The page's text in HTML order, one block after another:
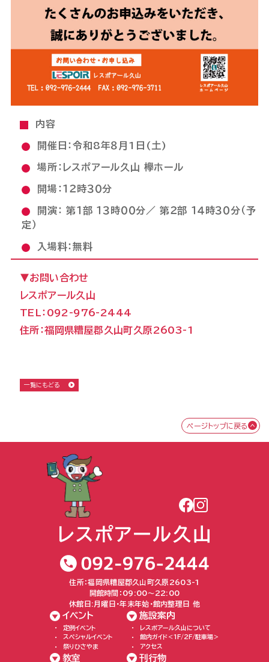
内容
開催日：令和8年８月1日(土)
場所：レスポアール久山 欅ホール
開場：１２時３０分
開演： 第１部 １３時００分／ 第２部 １４時３０分（予
定）
入場料：無料
▼お問い合わせ
レスポアール久山
TEL：092-976-2444
住所：福岡県糟屋郡久山町久原2603-1
一覧にもどる
ページトップに戻る
住所：福岡県糟屋郡久山町久原2603-1
開館時間：09:00〜22:00
休館日:月曜日・年末年始・館内整理日 他
イベント
定例イベント
スペシャルイベント
祭りひさやま
教室
施設案内
レスポアール久山について
館内ガイド＜1F/2F/駐車場＞
アクセス
刊行物